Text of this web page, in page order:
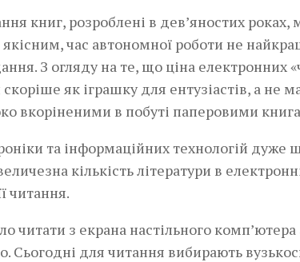
книг, розроблені в дев’яностих роках,
час автономної роботи не
З огляду на те, що ціна електронних
як іграшку для ентузіастів, а не
вкоріненими в побуті паперовими
та інформаційних технологій
кількість літератури в
читання.
читати з екрана настільного комп’ютера
для читання вибирають